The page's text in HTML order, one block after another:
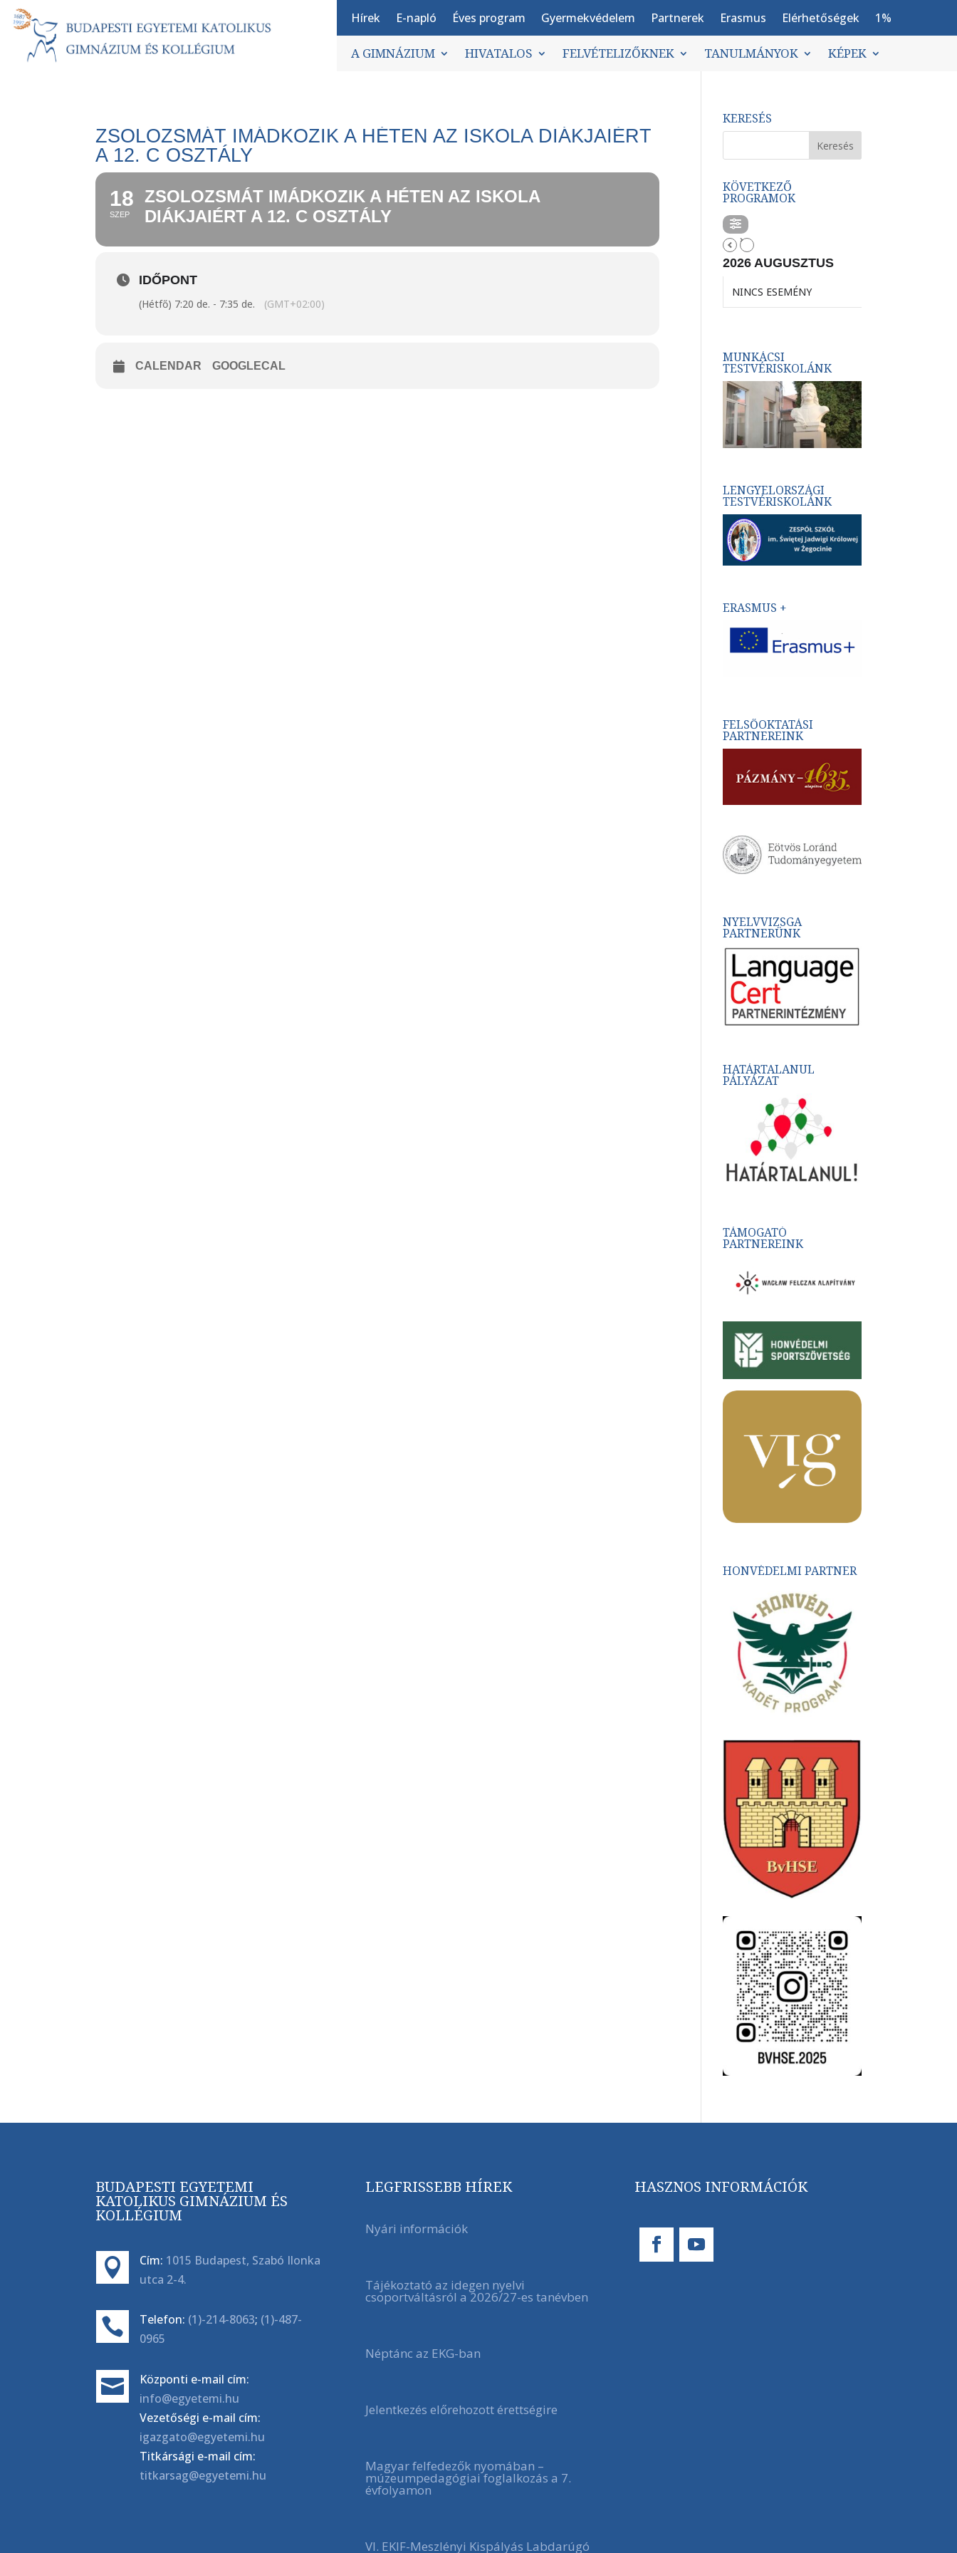
Hírek E-napló Éves program Gyermekvédelem Partnerek Erasmus Elérhetőségek 1%
A GIMNÁZIUM HIVATALOS FELVÉTELIZŐKNEK TANULMÁNYOK KÉPEK
ZSOLOZSMÁT IMÁDKOZIK A HÉTEN AZ ISKOLA DIÁKJAIÉRT
A 12. C OSZTÁLY
18
SZEP
ZSOLOZSMÁT IMÁDKOZIK A HÉTEN AZ ISKOLA
DIÁKJAIÉRT A 12. C OSZTÁLY
IDŐPONT
(Hétfő) 7:20 de. - 7:35 de. (GMT+02:00)
CALENDAR GOOGLECAL
KERESÉS
KÖVETKEZŐ
PROGRAMOK
2026 AUGUSZTUS
NINCS ESEMÉNY
MUNKÁCSI
TESTVÉRISKOLÁNK
LENGYELORSZÁGI
TESTVÉRISKOLÁNK
ERASMUS +
FELSŐOKTATÁSI
PARTNEREINK
NYELVVIZSGA
PARTNERÜNK
HATÁRTALANUL
PÁLYÁZAT
TÁMOGATÓ
PARTNEREINK
HONVÉDELMI PARTNER
BUDAPESTI EGYETEMI
KATOLIKUS GIMNÁZIUM ÉS
KOLLÉGIUM
 Cím: 1015 Budapest, Szabó Ilonka
utca 2-4.
 Telefon: (1)-214-8063; (1)-487-
0965

Központi e-mail cím:
info@egyetemi.hu
Vezetőségi e-mail cím:
igazgato@egyetemi.hu
Titkársági e-mail cím:
titkarsag@egyetemi.hu
LEGFRISSEBB HÍREK
Nyári információk
Tájékoztató az idegen nyelvi
csoportváltásról a 2026/27-es tanévben
Néptánc az EKG-ban
Jelentkezés előrehozott érettségire
Magyar felfedezők nyomában –
múzeumpedagógiai foglalkozás a 7.
évfolyamon
VI. EKIF-Meszlényi Kispályás Labdarúgó
HASZNOS INFORMÁCIÓK